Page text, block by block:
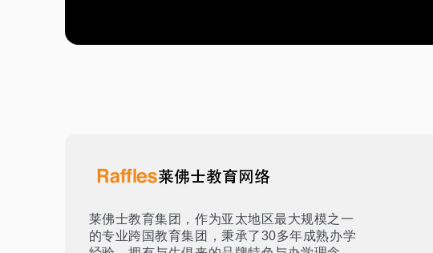
莱佛士教育集团，作为亚太地区最大规模之一
的专业跨国教育集团，秉承了30多年成熟办学